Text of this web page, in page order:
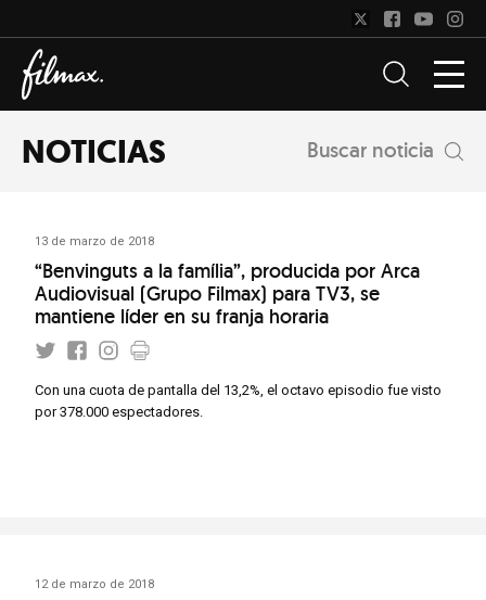
NOTICIAS Buscar noticia
13 de marzo de 2018
“Benvinguts a la família”, producida por Arca
Audiovisual (Grupo Filmax) para TV3, se
mantiene líder en su franja horaria
Con una cuota de pantalla del 13,2%, el octavo episodio fue visto
por 378.000 espectadores.
12 de marzo de 2018